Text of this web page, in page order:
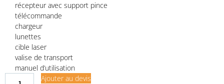
récepteur avec support pince
télécommande
chargeur
lunettes
cible laser
valise de transport
manuel d’utilisation
Ajouter au devis